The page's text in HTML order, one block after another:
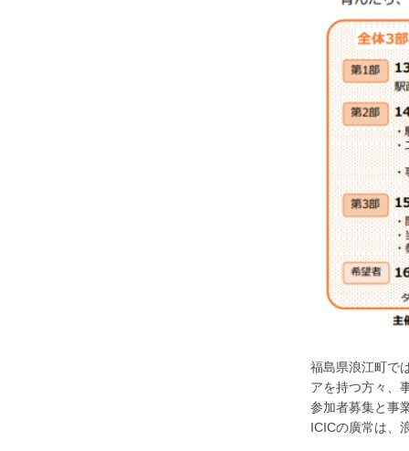
福島県浪江町で
アを持つ方々、
参加者募集と事
ICICの廣常は、